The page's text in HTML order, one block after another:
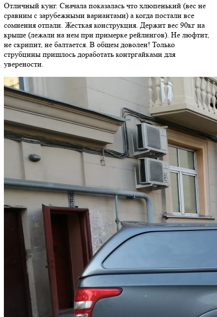
Отличный кунг. Сначала показалась что хлюпенький (вес не
сравним с зарубежными вариантами) а когда постали все
сомнения отпали. Жесткая конструкция. Держит вес 90кг на
крыше (лежали на нем при примерке рейлингов). Не люфтит,
не скрипит, не балтается. В общем доволен! Только
струбцины пришлось доработать контргайками для
уверености.